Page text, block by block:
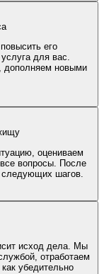
его
для вас.
новыми
оцениваем
вопросы. После
следующих шагов.
исход дела. Мы
отработаем
убедительно